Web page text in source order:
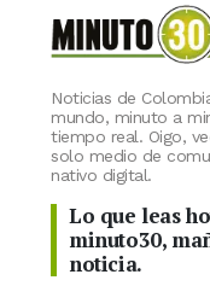
Noticias de
mundo, minuto a
tiempo real. Oigo,
solo medio de
nativo digital.
Lo que leas
minuto30,
noticia.